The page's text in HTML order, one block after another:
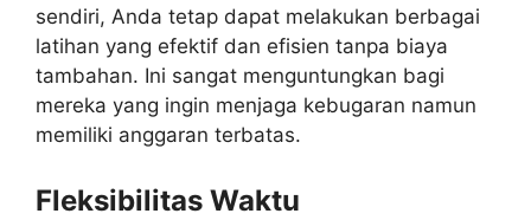
sendiri, Anda tetap dapat melakukan berbagai
latihan yang efektif dan efisien tanpa biaya
tambahan. Ini sangat menguntungkan bagi
mereka yang ingin menjaga kebugaran namun
memiliki anggaran terbatas.
Fleksibilitas Waktu